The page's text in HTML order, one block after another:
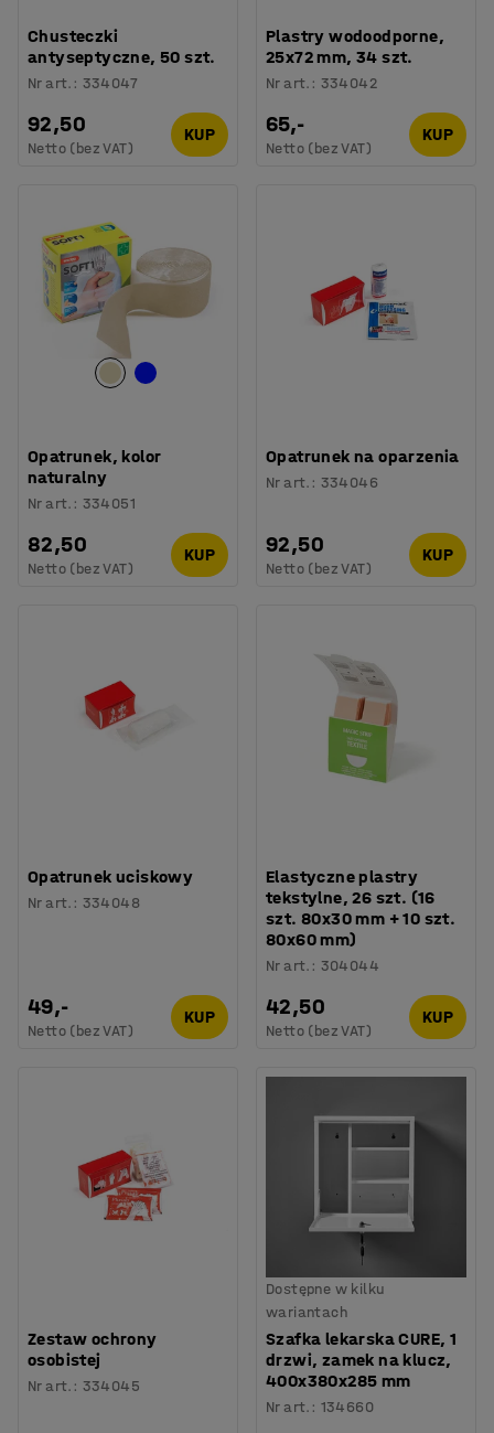
Chusteczki
antyseptyczne, 50 szt.
Nr art. : 334047
92,50
Netto (bez VAT)
KUP
Plastry wodoodporne,
25x72 mm, 34 szt.
Nr art. : 334042
65,-
Netto (bez VAT)
KUP
Opatrunek, kolor
naturalny
Nr art. : 334051
82,50
Netto (bez VAT)
KUP
Opatrunek na oparzenia
Nr art. : 334046
92,50
Netto (bez VAT)
KUP
Opatrunek uciskowy
Nr art. : 334048
49,-
Netto (bez VAT)
KUP
Elastyczne plastry
tekstylne, 26 szt. (16
szt. 80x30 mm + 10 szt.
80x60 mm)
Nr art. : 304044
42,50
Netto (bez VAT)
KUP
Zestaw ochrony
osobistej
Nr art. : 334045
Dostępne w kilku
wariantach
Szafka lekarska CURE, 1
drzwi, zamek na klucz,
400x380x285 mm
Nr art. : 134660